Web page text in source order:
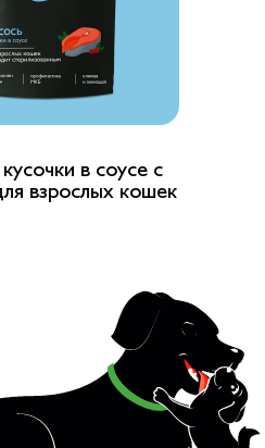
в соусе с
взрослых кошек